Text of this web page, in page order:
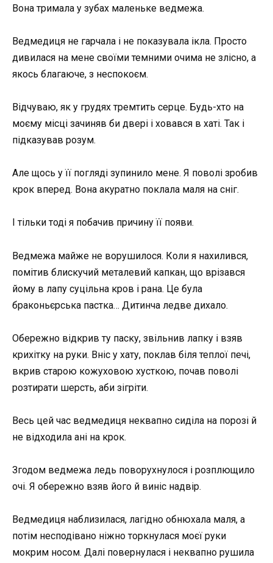
Вона тримала у зубах маленьке ведмежа.
Ведмедиця не гарчала і не показувала ікла. Просто
дивилася на мене своїми темними очима не злісно, а
якось благаюче, з неспокоєм.
Відчуваю, як у грудях тремтить серце. Будь-хто на
моєму місці зачиняв би двері і ховався в хаті. Так і
підказував розум.
Але щось у її погляді зупинило мене. Я поволі зробив
крок вперед. Вона акуратно поклала маля на сніг.
І тільки тоді я побачив причину її появи.
Ведмежа майже не ворушилося. Коли я нахилився,
помітив блискучий металевий капкан, що врізався
йому в лапу суцільна кров і рана. Це була
браконьєрська пастка… Дитинча ледве дихало.
Обережно відкрив ту паску, звільнив лапку і взяв
крихітку на руки. Вніс у хату, поклав біля теплої печі,
вкрив старою кожуховою хусткою, почав поволі
розтирати шерсть, аби зігріти.
Весь цей час ведмедиця неквапно сиділа на порозі й
не відходила ані на крок.
Згодом ведмежа ледь поворухнулося і розплющило
очі. Я обережно взяв його й виніс надвір.
Ведмедиця наблизилася, лагідно обнюхала маля, а
потім несподівано ніжно торкнулася моєї руки
мокрим носом. Далі повернулася і неквапно рушила